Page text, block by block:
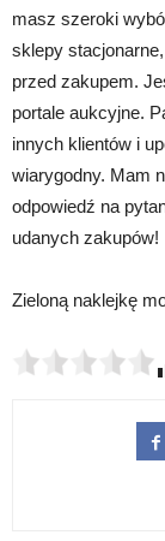
masz szeroki
sklepy
przed zakupem.
portale aukcyjne.
innych klientów i
wiarygodny. Mam
odpowiedź na
udanych zakupów!
Zieloną naklejkę